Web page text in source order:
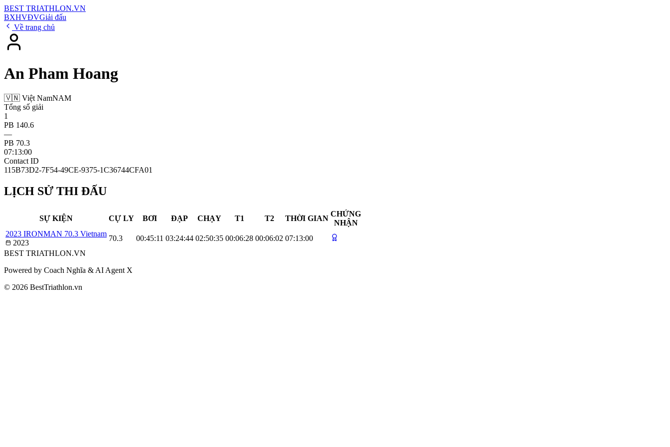
BEST TRIATHLON.VN
BXHVĐVGiải đấu
Về trang chủ
An Pham Hoang
🇻🇳 Việt NamNAM
Tổng số giải
1
PB 140.6
—
PB 70.3
07:13:00
Contact ID
115B73D2-7F54-49CE-9375-1C36744CFA01
LỊCH SỬ THI ĐẤU
SỰ KIỆN CỰ LY BƠI ĐẠP CHẠY T1 T2 THỜI GIAN
CHỨNG
NHẬN
2023 IRONMAN 70.3 Vietnam
2023
70.3 00:45:11 03:24:44 02:50:35 00:06:28 00:06:02 07:13:00
BEST TRIATHLON.VN
Powered by Coach Nghĩa & AI Agent X
© 2026 BestTriathlon.vn